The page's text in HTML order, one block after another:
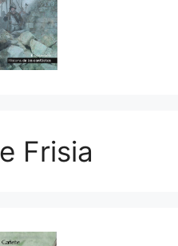
Frisia